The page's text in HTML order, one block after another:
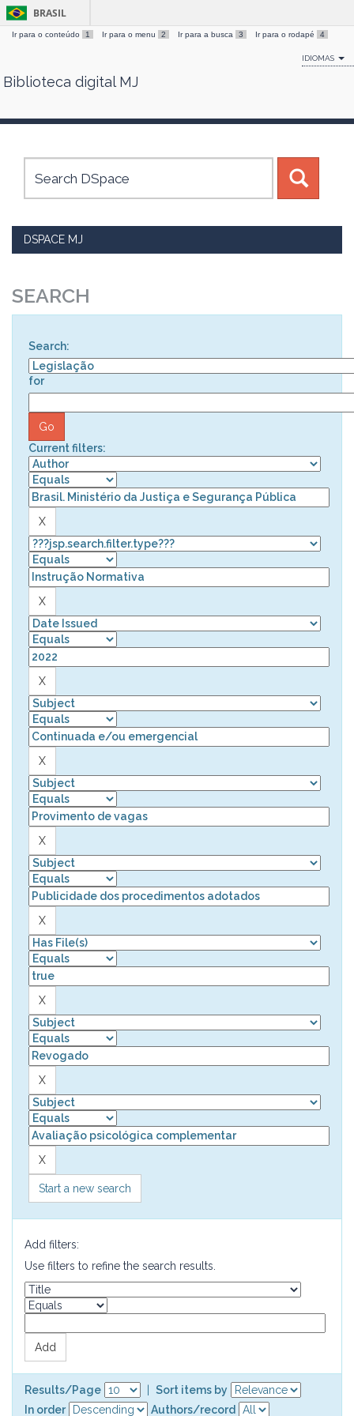
Skip
BRASIL
Ir para o conteúdo 1 Ir para o menu 2 Ir para a busca 3 Ir para o rodapé 4
IDIOMAS
Biblioteca digital MJ
DSPACE MJ
SEARCH
Search:
for
Current filters:
Start a new search
Add filters:
Use filters to refine the search results.
Results/Page
Sort items by
In order
Authors/record